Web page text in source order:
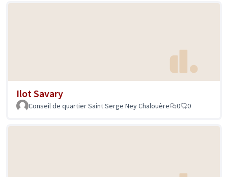
Ilot Savary
Conseil de quartier Saint Serge Ney Chalouère 0 0